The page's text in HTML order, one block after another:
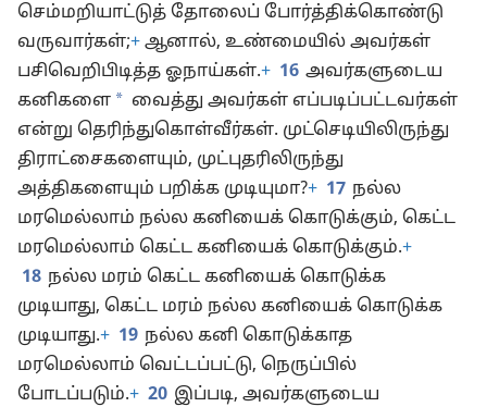
செம்மறியாட்டுத் தோலைப் போர்த்திக்கொண்டு
வருவார்கள்;+ ஆனால், உண்மையில் அவர்கள்
பசிவெறிபிடித்த ஓநாய்கள்.+ 16 அவர்களுடைய
கனிகளை * வைத்து அவர்கள் எப்படிப்பட்டவர்கள்
என்று தெரிந்துகொள்வீர்கள். முட்செடியிலிருந்து
திராட்சைகளையும், முட்புதரிலிருந்து
அத்திகளையும் பறிக்க முடியுமா?+ 17 நல்ல
மரமெல்லாம் நல்ல கனியைக் கொடுக்கும், கெட்ட
மரமெல்லாம் கெட்ட கனியைக் கொடுக்கும்.+
18 நல்ல மரம் கெட்ட கனியைக் கொடுக்க
முடியாது, கெட்ட மரம் நல்ல கனியைக் கொடுக்க
முடியாது.+ 19 நல்ல கனி கொடுக்காத
மரமெல்லாம் வெட்டப்பட்டு, நெருப்பில்
போடப்படும்.+ 20 இப்படி, அவர்களுடைய